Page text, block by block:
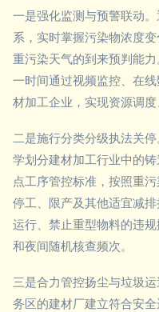
一是强化监测与预警联动
系，实时掌握污染物浓度
重污染天气的到来预判能
一时间通过视频监控、在
材加工企业，实现资源调度
二是施行分类分级执法关
学划分建材加工行业中的
点工序管控标准，按照重
停工、限产及其他适宜减
运行、禁止重型物料的违
和夜间随机核查频次。
三是合力管控扬尘与垃圾
务区的建材厂建立符合安